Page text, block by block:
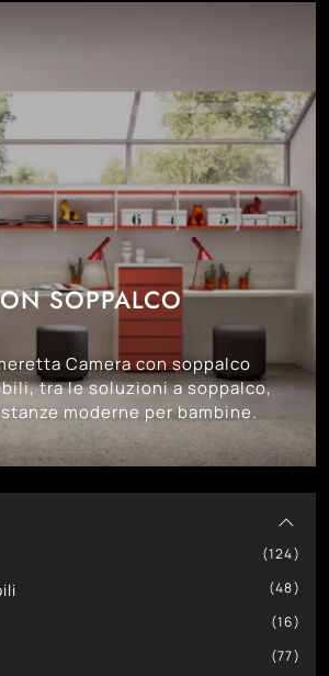
124
48
16
77
SOPPALCO
Camera con soppalco
tra le soluzioni a soppalco,
moderne per bambine.